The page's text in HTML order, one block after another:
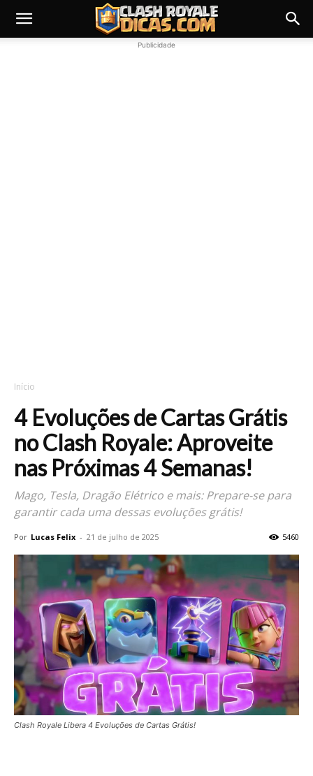
Publicidade
Início
4 Evoluções de Cartas Grátis
no Clash Royale: Aproveite
nas Próximas 4 Semanas!
Mago, Tesla, Dragão Elétrico e mais: Prepare-se para
garantir cada uma dessas evoluções grátis!
Por Lucas Felix - 21 de julho de 2025 5460
Clash Royale Libera 4 Evoluções de Cartas Grátis!